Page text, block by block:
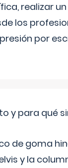
realizar
los
por
y para qué
de goma
y la